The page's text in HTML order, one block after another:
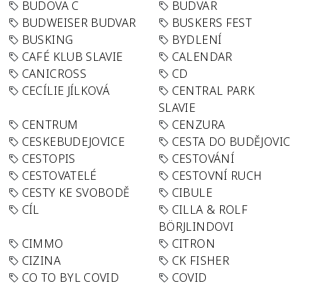
BUDOVA C
BUDVAR
BUDWEISER BUDVAR
BUSKERS FEST
BUSKING
BYDLENÍ
CAFÉ KLUB SLAVIE
CALENDAR
CANICROSS
CD
CECÍLIE JÍLKOVÁ
CENTRAL PARK
SLAVIE
CENTRUM
CENZURA
CESKEBUDEJOVICE
CESTA DO BUDĚJOVIC
CESTOPIS
CESTOVÁNÍ
CESTOVATELÉ
CESTOVNÍ RUCH
CESTY KE SVOBODĚ
CIBULE
CÍL
CILLA & ROLF
BÖRJLINDOVI
CIMMO
CITRON
CIZINA
CK FISHER
CO TO BYL COVID
COVID